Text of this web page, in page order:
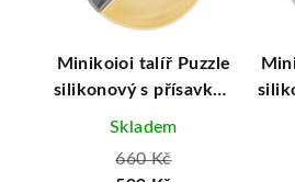
Minikoioi talíř Puzzle
silikonový s přísavkou
Skladem
660 Kč